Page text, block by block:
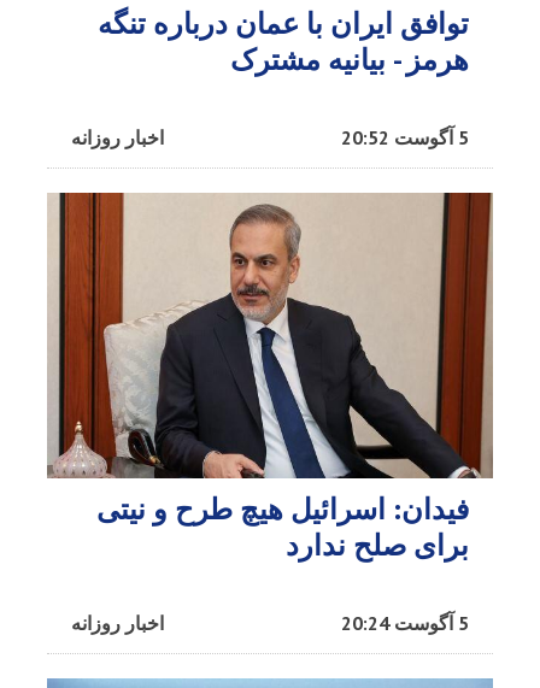
توافق ایران با عمان درباره تنگه
هرمز - بیانیه مشترک
اخبار روزانه 5 آگوست 20:52
فیدان: اسرائیل هیچ طرح و نیتی
برای صلح ندارد
اخبار روزانه 5 آگوست 20:24